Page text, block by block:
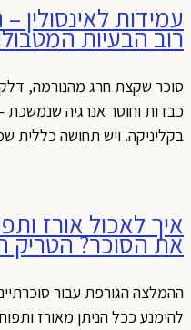
עמידות
רוב הבעיות
סוכר שקצת חרג מהנורמה,
כבדות וחוסר אנרגיה שנמשכת
בקליניקה. ויש תחושה כללית
איך לאכול אורז
את הסוכר? הטריק
ההמלצה הגורפת עבור
להימנע ככל הניתן מאורז